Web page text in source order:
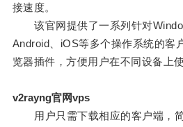
接速度。
该官网提供了一系列针对
Android、iOS等多个操作系统的客
览器插件，方便用户在不同设备上使
v2rayng官网vps
用户只需下载相应的客户端，